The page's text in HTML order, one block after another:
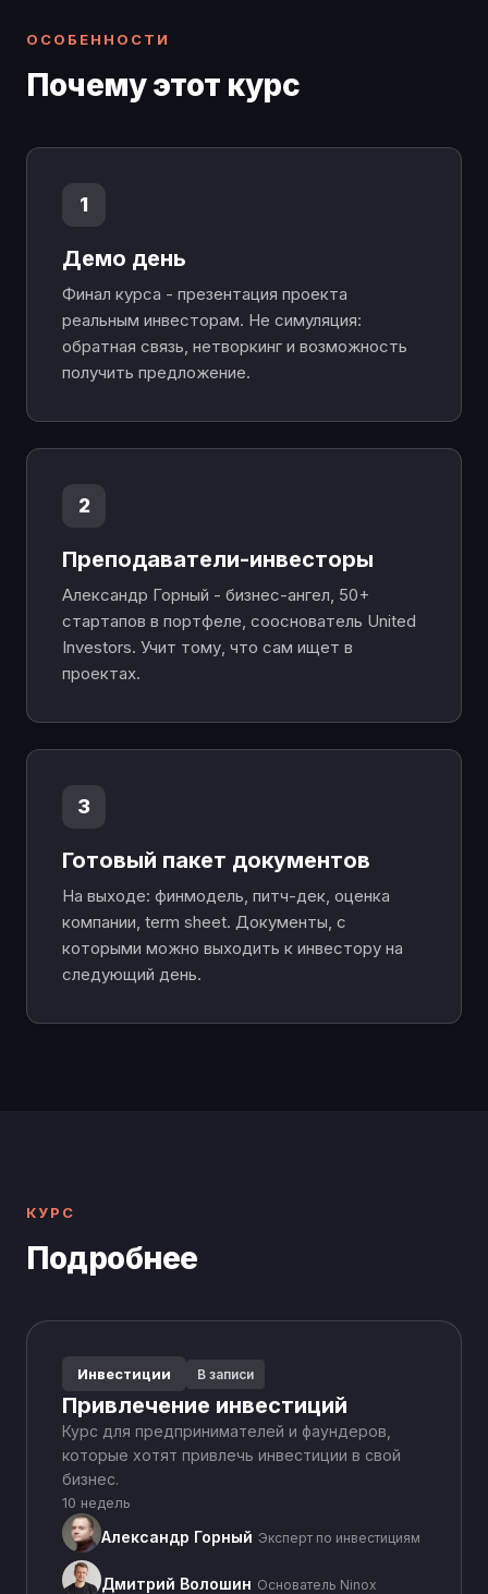
ОСОБЕННОСТИ
Почему этот курс
1
Демо день
Финал курса - презентация проекта
реальным инвесторам. Не симуляция:
обратная связь, нетворкинг и возможность
получить предложение.
2
Преподаватели-инвесторы
Александр Горный - бизнес-ангел, 50+
стартапов в портфеле, сооснователь United
Investors. Учит тому, что сам ищет в
проектах.
3
Готовый пакет документов
На выходе: финмодель, питч-дек, оценка
компании, term sheet. Документы, с
которыми можно выходить к инвестору на
следующий день.
КУРС
Подробнее
Инвестиции В записи
Привлечение инвестиций
Курс для предпринимателей и фаундеров,
которые хотят привлечь инвестиции в свой
бизнес.
10 недель
Александр Горный Эксперт по инвестициям
Дмитрий Волошин Основатель Ninox